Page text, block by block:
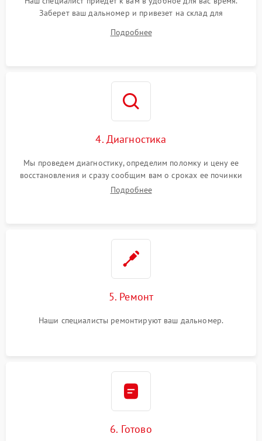
Заберет ваш дальномер и привезет на склад для
Подробнее
4. Диагностика
Мы проведем диагностику, определим поломку и цену ее
восстановления и сразу сообщим вам о сроках ее починки
Подробнее
5. Ремонт
Наши специалисты ремонтируют ваш дальномер.
6. Готово